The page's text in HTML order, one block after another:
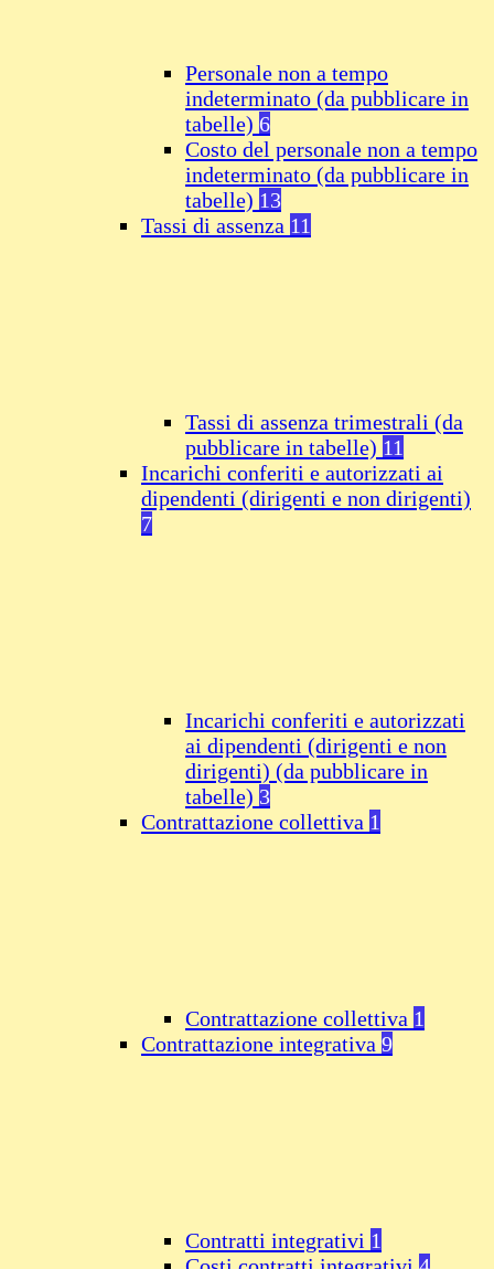
Personale non a tempo
indeterminato (da pubblicare in
tabelle) 6
Costo del personale non a tempo
indeterminato (da pubblicare in
tabelle) 13
Tassi di assenza 11
Tassi di assenza trimestrali (da
pubblicare in tabelle) 11
Incarichi conferiti e autorizzati ai
dipendenti (dirigenti e non dirigenti)
7
Incarichi conferiti e autorizzati
ai dipendenti (dirigenti e non
dirigenti) (da pubblicare in
tabelle) 3
Contrattazione collettiva 1
Contrattazione collettiva 1
Contrattazione integrativa 9
Contratti integrativi 1